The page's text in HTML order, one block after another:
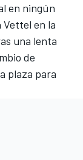
en ningún
Vettel en la
una lenta
de
plaza para